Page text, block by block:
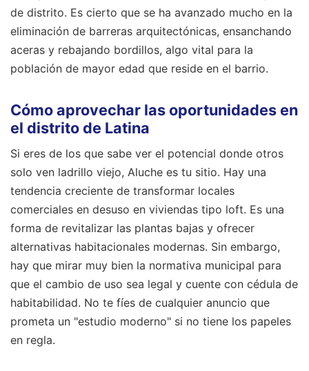
de distrito. Es cierto que se ha avanzado mucho en la
eliminación de barreras arquitectónicas, ensanchando
aceras y rebajando bordillos, algo vital para la
población de mayor edad que reside en el barrio.
Cómo aprovechar las oportunidades en
el distrito de Latina
Si eres de los que sabe ver el potencial donde otros
solo ven ladrillo viejo, Aluche es tu sitio. Hay una
tendencia creciente de transformar locales
comerciales en desuso en viviendas tipo loft. Es una
forma de revitalizar las plantas bajas y ofrecer
alternativas habitacionales modernas. Sin embargo,
hay que mirar muy bien la normativa municipal para
que el cambio de uso sea legal y cuente con cédula de
habitabilidad. No te fíes de cualquier anuncio que
prometa un "estudio moderno" si no tiene los papeles
en regla.